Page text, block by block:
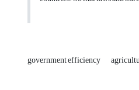
government efficiency